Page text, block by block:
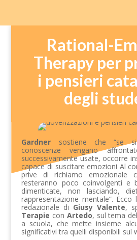
Rational-
Therapy per
i pensieri
degli
Gardner sostiene che “se
conoscenze vengano
successivamente usate, occorre
capace di suscitare emozioni Al
prive di richiamo emozionale
resteranno poco coinvolgenti e
dimenticate, non lasciando,
rappresentazione mentale”.
redazionale di Giusy Valente,
Terapie con Artedo, sul tema
a scuola, che mette insieme
significativi tra quelli disponibili sul